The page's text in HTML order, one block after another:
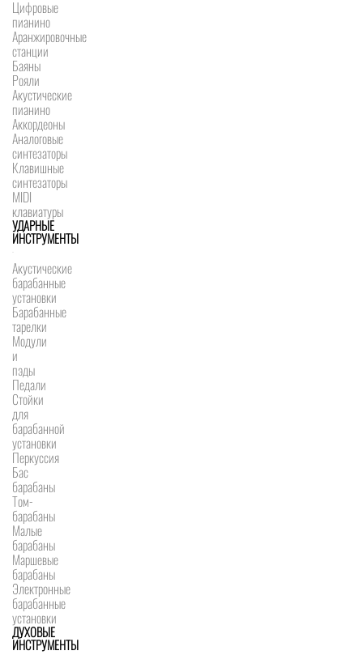
Цифровые
пианино
Аранжировочные
станции
Баяны
Рояли
Акустические
пианино
Аккордеоны
Аналоговые
синтезаторы
Клавишные
синтезаторы
MIDI
клавиатуры
УДАРНЫЕ
ИНСТРУМЕНТЫ
Акустические
барабанные
установки
Барабанные
тарелки
Модули
и
пэды
Педали
Стойки
для
барабанной
установки
Перкуссия
Бас
барабаны
Том-
барабаны
Малые
барабаны
Маршевые
барабаны
Электронные
барабанные
установки
ДУХОВЫЕ
ИНСТРУМЕНТЫ